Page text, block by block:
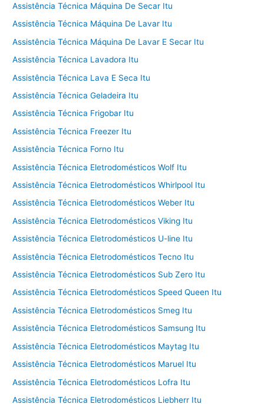
Assistência Técnica Máquina De Secar Itu
Assistência Técnica Máquina De Lavar Itu
Assistência Técnica Máquina De Lavar E Secar Itu
Assistência Técnica Lavadora Itu
Assistência Técnica Lava E Seca Itu
Assistência Técnica Geladeira Itu
Assistência Técnica Frigobar Itu
Assistência Técnica Freezer Itu
Assistência Técnica Forno Itu
Assistência Técnica Eletrodomésticos Wolf Itu
Assistência Técnica Eletrodomésticos Whirlpool Itu
Assistência Técnica Eletrodomésticos Weber Itu
Assistência Técnica Eletrodomésticos Viking Itu
Assistência Técnica Eletrodomésticos U-line Itu
Assistência Técnica Eletrodomésticos Tecno Itu
Assistência Técnica Eletrodomésticos Sub Zero Itu
Assistência Técnica Eletrodomésticos Speed Queen Itu
Assistência Técnica Eletrodomésticos Smeg Itu
Assistência Técnica Eletrodomésticos Samsung Itu
Assistência Técnica Eletrodomésticos Maytag Itu
Assistência Técnica Eletrodomésticos Maruel Itu
Assistência Técnica Eletrodomésticos Lofra Itu
Assistência Técnica Eletrodomésticos Liebherr Itu